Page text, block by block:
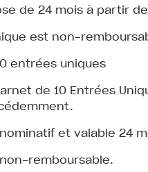
de 24 mois à partir
est non-
entrées uniques
de 10 Entrées
et valable 24
remboursable.